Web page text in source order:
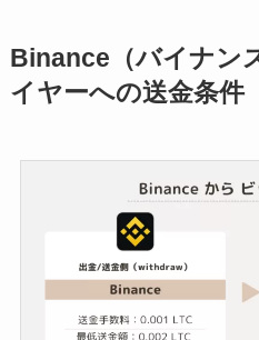
Binance（バイナン
イヤーへの送金条件